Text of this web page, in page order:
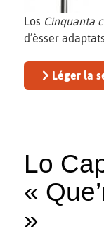
Los Cinquanta
d’èsser
Léger la
Lo
«
»